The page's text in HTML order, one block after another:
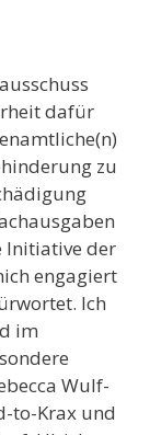
dafür
zu
Initiative der
engagiert
Ich
im
Wulf-
to-Krax und